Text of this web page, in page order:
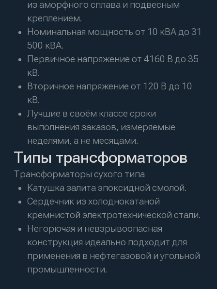
конструкция идеально подходит для
применения в нефтегазовой и угольной
промышленности.
Маслонаполненные трансформаторы
Неотъемлемая часть сетей
распределения электроэнергии; также
идеальный выбор для проектов по
Сердечник из холоднокатаной
кремнистой электротехнической стали.
Доступны расширительные баки.
Доступны конфигурации с
вентиляторным охлаждением.
Трансформаторы с сердечником из
аморфного сплава
Конструкция с масляным охлаждением.
Полностью герметичная конструкция
сокращает потребность в
обслуживании и продлевает срок
службы.
Изготовлено под вакуумом для полного
устранения пузырьков воздуха.
В обмотке низкого напряжения
используется медная фольга для
увеличения времени стойкости к